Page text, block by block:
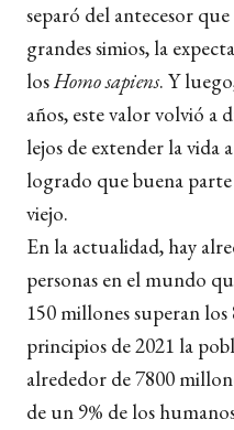
separó del antecesor
grandes simios, la
losHomo sapiens. Y
años, este valor volvió a
lejos de extender la vida
logrado que buena
viejo.
En la actualidad, hay
personas en el mundo
150 millones superan los
principios de 2021 la
alrededor de 7800
de un 9% de los